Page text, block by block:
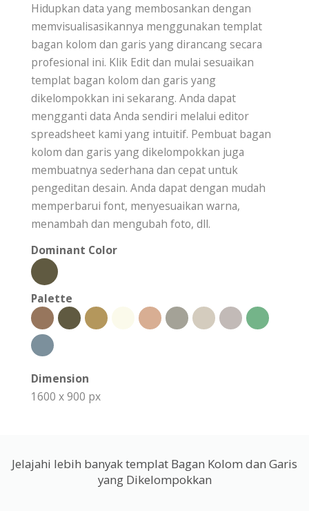
Hidupkan data yang membosankan dengan
memvisualisasikannya menggunakan templat
bagan kolom dan garis yang dirancang secara
profesional ini. Klik Edit dan mulai sesuaikan
templat bagan kolom dan garis yang
dikelompokkan ini sekarang. Anda dapat
mengganti data Anda sendiri melalui editor
spreadsheet kami yang intuitif. Pembuat bagan
kolom dan garis yang dikelompokkan juga
membuatnya sederhana dan cepat untuk
pengeditan desain. Anda dapat dengan mudah
memperbarui font, menyesuaikan warna,
menambah dan mengubah foto, dll.
Dominant Color
Palette
Dimension
1600 x 900 px
Jelajahi lebih banyak templat Bagan Kolom dan Garis
yang Dikelompokkan